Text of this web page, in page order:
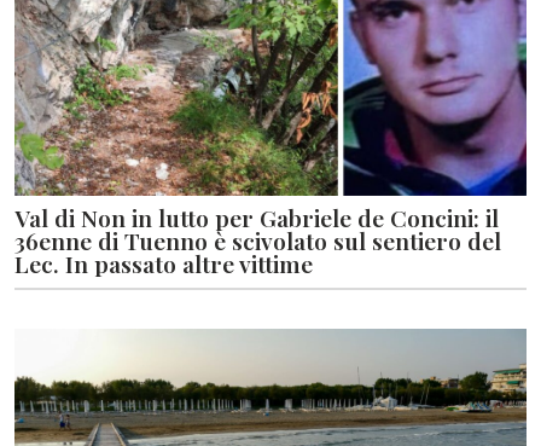
Val di Non in lutto per Gabriele de Concini: il
36enne di Tuenno è scivolato sul sentiero del
Lec. In passato altre vittime